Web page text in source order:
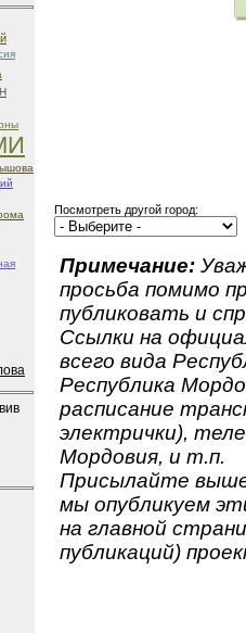
Посмотреть другой город:
Примечание:
просьба помимо
публиковать и
Ссылки на
всего вида
Республика
расписание
электрички),
Мордовия, и т.п.
Присылайте
мы опубликуем
на главной
публикаций)